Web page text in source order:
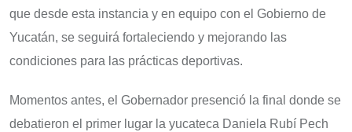
que desde esta instancia y en equipo con el Gobierno de
Yucatán, se seguirá fortaleciendo y mejorando las
condiciones para las prácticas deportivas.
Momentos antes, el Gobernador presenció la final donde se
debatieron el primer lugar la yucateca Daniela Rubí Pech